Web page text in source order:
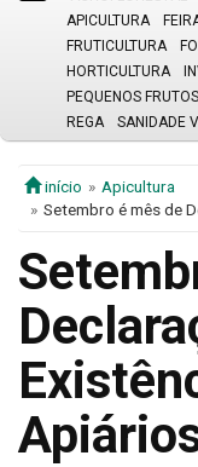
APICULTURA
FRUTICULTURA
HORTICULTURA
PEQUENOS FRUTOS
REGA
SANIDADE
início
Apicultura
Setembro é mês de